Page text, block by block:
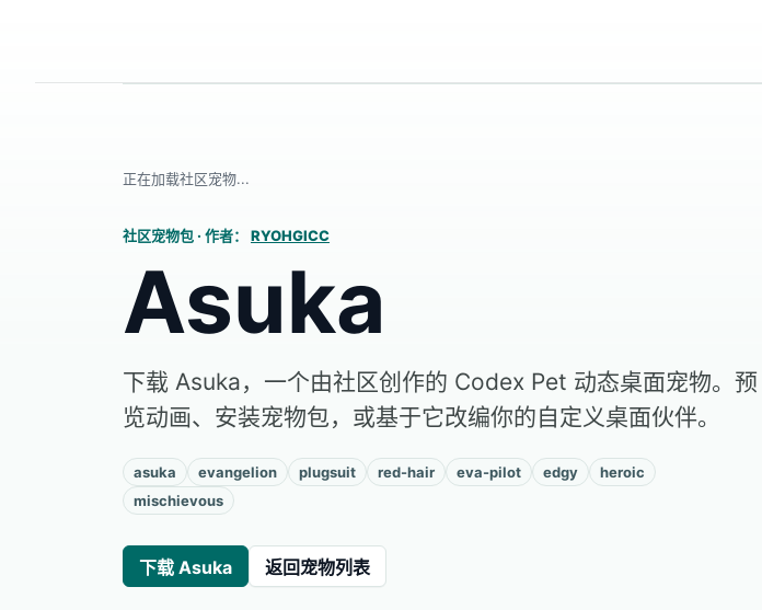
正在加载社区宠物...
社区宠物包 · 作者： RYOHGICC
Asuka
下载 Asuka，一个由社区创作的 Codex Pet 动态桌面宠物。预
览动画、安装宠物包，或基于它改编你的自定义桌面伙伴。
asuka evangelion plugsuit red-hair eva-pilot edgy
heroic
mischievous
下载 Asuka 返回宠物列表